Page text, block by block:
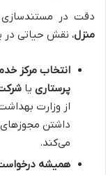
دقت در
منزل، نقش حیاتی در
انتخاب مرکز
پرستاری یا
از وزارت
داشتن مجوزهای
می‌کند.
همیشه